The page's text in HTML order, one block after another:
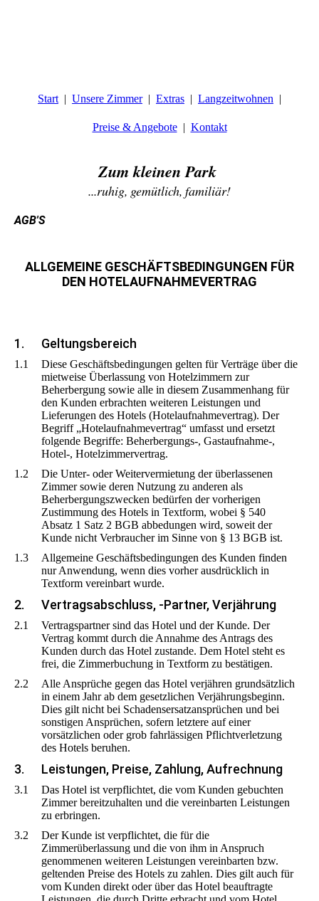
Start Unsere Zimmer Extras Langzeitwohnen
Preise & Angebote Kontakt
Zum kleinen Park
...ruhig, gemütlich, familiär!
AGB'S
ALLGEMEINE GESCHÄFTSBEDINGUNGEN FÜR
DEN HOTELAUFNAHMEVERTRAG
1. Geltungsbereich
1.1
Diese Geschäftsbedingungen gelten für Verträge über die
mietweise Überlassung von Hotelzimmern zur
Beherbergung sowie alle in diesem Zusammenhang für
den Kunden erbrachten weiteren Leistungen und
Lieferungen des Hotels (Hotelaufnahmevertrag). Der
Begriff „Hotelaufnahmevertrag“ umfasst und ersetzt
folgende Begriffe: Beherbergungs-, Gastaufnahme-,
Hotel-, Hotelzimmervertrag.
1.2
Die Unter- oder Weitervermietung der überlassenen
Zimmer sowie deren Nutzung zu anderen als
Beherbergungszwecken bedürfen der vorherigen
Zustimmung des Hotels in Textform, wobei § 540
Absatz 1 Satz 2 BGB abbedungen wird, soweit der
Kunde nicht Verbraucher im Sinne von § 13 BGB ist.
1.3
Allgemeine Geschäftsbedingungen des Kunden finden
nur Anwendung, wenn dies vorher ausdrücklich in
Textform vereinbart wurde.
2. Vertragsabschluss, -Partner, Verjährung
2.1
Vertragspartner sind das Hotel und der Kunde. Der
Vertrag kommt durch die Annahme des Antrags des
Kunden durch das Hotel zustande. Dem Hotel steht es
frei, die Zimmerbuchung in Textform zu bestätigen.
2.2
Alle Ansprüche gegen das Hotel verjähren grundsätzlich
in einem Jahr ab dem gesetzlichen Verjährungsbeginn.
Dies gilt nicht bei Schadensersatzansprüchen und bei
sonstigen Ansprüchen, sofern letztere auf einer
vorsätzlichen oder grob fahrlässigen Pflichtverletzung
des Hotels beruhen.
3. Leistungen, Preise, Zahlung, Aufrechnung
3.1
Das Hotel ist verpflichtet, die vom Kunden gebuchten
Zimmer bereitzuhalten und die vereinbarten Leistungen
zu erbringen.
3.2
Der Kunde ist verpflichtet, die für die
Zimmerüberlassung und die von ihm in Anspruch
genommenen weiteren Leistungen vereinbarten bzw.
geltenden Preise des Hotels zu zahlen. Dies gilt auch für
vom Kunden direkt oder über das Hotel beauftragte